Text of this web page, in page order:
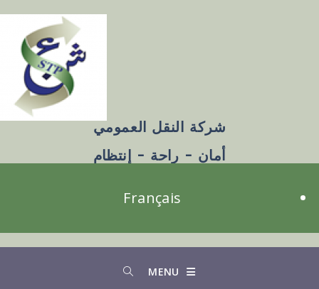
شركة النقل العمومي
أمان - راحة - إنتظام
Français
MENU